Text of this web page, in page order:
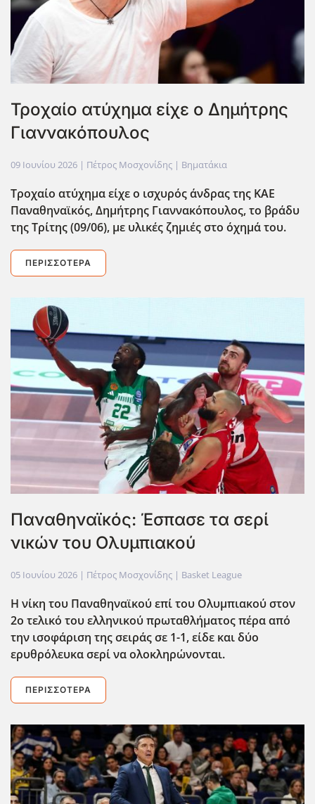
Τροχαίο ατύχημα είχε ο Δημήτρης
Γιαννακόπουλος
09 Ιουνίου 2026 | Πέτρος Μοσχονίδης | Βηματάκια
Τροχαίο ατύχημα είχε ο ισχυρός άνδρας της ΚΑΕ
Παναθηναϊκός, Δημήτρης Γιαννακόπουλος, το βράδυ
της Τρίτης (09/06), με υλικές ζημιές στο όχημά του.
ΠΕΡΙΣΣΌΤΕΡΑ
Παναθηναϊκός: Έσπασε τα σερί
νικών του Ολυμπιακού
05 Ιουνίου 2026 | Πέτρος Μοσχονίδης | Basket League
Η νίκη του Παναθηναϊκού επί του Ολυμπιακού στον
2ο τελικό του ελληνικού πρωταθλήματος πέρα από
την ισοφάριση της σειράς σε 1-1, είδε και δύο
ερυθρόλευκα σερί να ολοκληρώνονται.
ΠΕΡΙΣΣΌΤΕΡΑ